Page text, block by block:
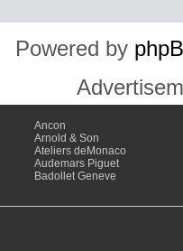
Powered by
Ancon
Arnold & Son
Ateliers deMonaco
Audemars Piguet
Badollet Geneve